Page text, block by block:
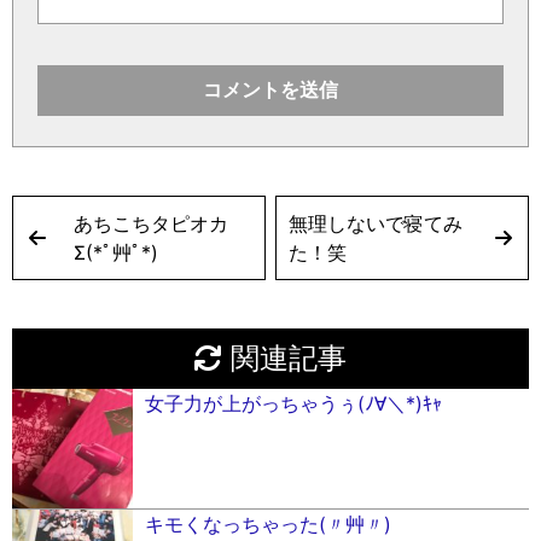
あちこちタピオカ
Σ(*ﾟ艸ﾟ*)
無理しないで寝てみ
た！笑
関連記事
女子力が上がっちゃうぅ(ﾉ∀︎＼*)ｷｬ
キモくなっちゃった(〃艸〃)